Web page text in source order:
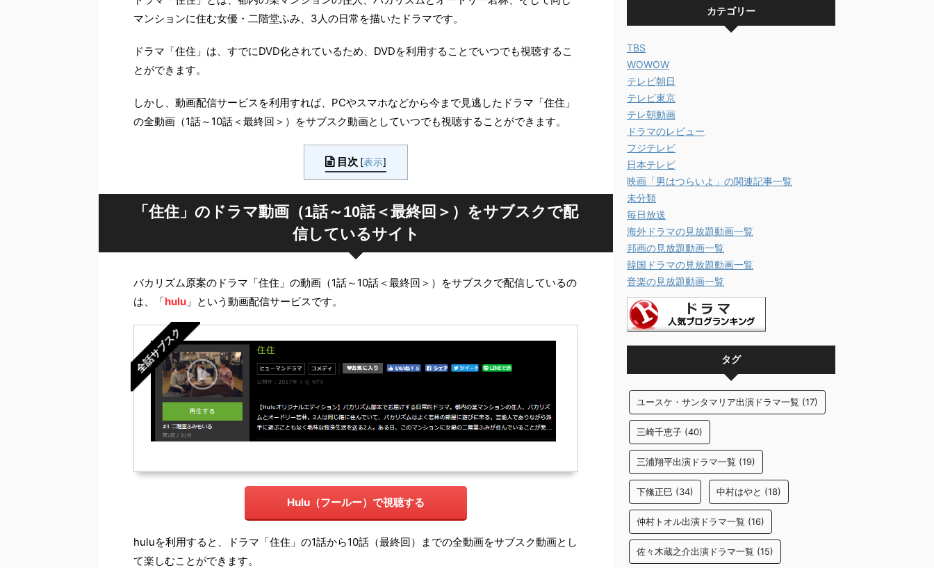
マンションに住む女優・二階堂ふみ、3人の日常を描いたドラマです。
ドラマ「住住」は、すでにDVD化されているため、DVDを利用することでいつでも視聴するこ
とができます。
しかし、動画配信サービスを利用すれば、PCやスマホなどから今まで見逃したドラマ「住住」
の全動画（1話～10話＜最終回＞）をサブスク動画としていつでも視聴することができます。
目次 [表示]
「住住」のドラマ動画（1話～10話＜最終回＞）をサブスクで配
信しているサイト
バカリズム原案のドラマ「住住」の動画（1話～10話＜最終回＞）をサブスクで配信しているの
は、「hulu 」という動画配信サービスです。
全話サブスク
Hulu（フールー）で視聴する
huluを利用すると、ドラマ「住住」の1話から10話（最終回）までの全動画をサブスク動画とし
て楽しむことができます。
カテゴリー
TBS
WOWOW
テレビ朝日
テレビ東京
テレ朝動画
ドラマのレビュー
フジテレビ
日本テレビ
映画「男はつらいよ」の関連記事一覧
未分類
毎日放送
海外ドラマの見放題動画一覧
邦画の見放題動画一覧
韓国ドラマの見放題動画一覧
音楽の見放題動画一覧
タグ
ユースケ・サンタマリア出演ドラマ一覧 (17)
三崎千恵子 (40)
三浦翔平出演ドラマ一覧 (19)
下絛正巳 (34) 中村はやと (18)
仲村トオル出演ドラマ一覧 (16)
佐々木蔵之介出演ドラマ一覧 (15)